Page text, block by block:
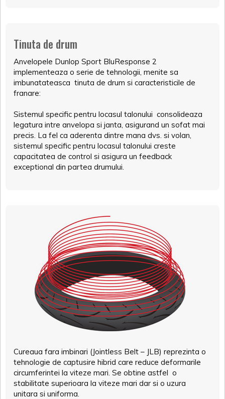
Tinuta de drum
Anvelopele Dunlop Sport BluResponse 2
implementeaza o serie de tehnologii, menite sa
imbunatateasca tinuta de drum si caracteristicile de
franare:
Sistemul specific pentru locasul talonului consolideaza
legatura intre anvelopa si janta, asigurand un sofat mai
precis. La fel ca aderenta dintre mana dvs. si volan,
sistemul specific pentru locasul talonului creste
capacitatea de control si asigura un feedback
exceptional din partea drumului.
Cureaua fara imbinari (Jointless Belt – JLB) reprezinta o
tehnologie de captusire hibrid care reduce deformarile
circumferintei la viteze mari. Se obtine astfel o
stabilitate superioara la viteze mari dar si o uzura
unitara si uniforma.